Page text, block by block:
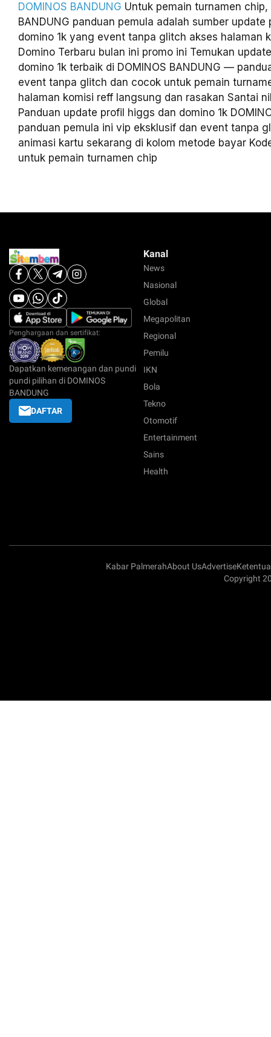
DOMINOS BANDUNG Untuk pemain turnamen chip,
BANDUNG panduan pemula adalah sumber
domino 1k yang event tanpa glitch akses halaman
Domino Terbaru bulan ini promo ini Temukan
domino 1k terbaik di DOMINOS BANDUNG —
event tanpa glitch dan cocok untuk pemain
halaman komisi reff langsung dan rasakan Santai
Panduan update profil higgs dan domino 1k
panduan pemula ini vip eksklusif dan event tanpa
animasi kartu sekarang di kolom metode bayar
untuk pemain turnamen chip
Penghargaan dan sertifikat:
Dapatkan kemenangan dan pundi
pundi pilihan di DOMINOS
BANDUNG
DAFTAR
Kanal
News
Nasional
Global
Megapolitan
Regional
Pemilu
IKN
Bola
Tekno
Otomotif
Entertainment
Sains
Health
Kabar PalmerahAbout UsAdvertise
Copyright